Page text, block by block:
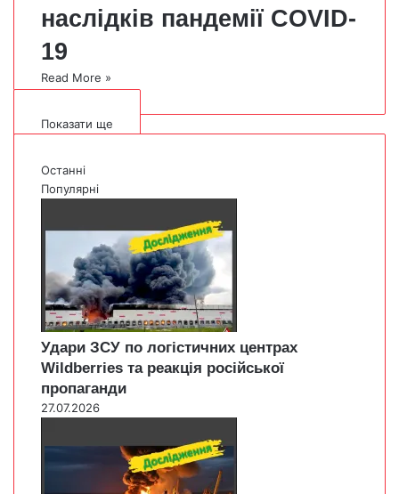
наслідків пандемії COVID-
19
Read More »
Показати ще
Останні
Популярні
Удари ЗСУ по логістичних центрах
Wildberries та реакція російської
пропаганди
27.07.2026